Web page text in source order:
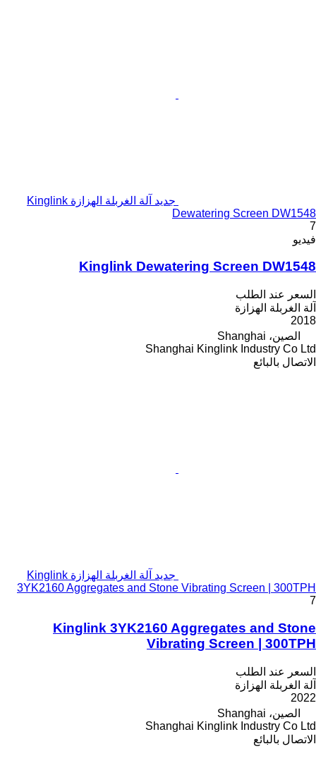
جديد آلة الغربلة الهزازة Kinglink
Dewatering Screen DW1548
7
فيديو
Kinglink Dewatering Screen DW1548
السعر عند الطلب
آلة الغربلة الهزازة
2018
الصين، Shanghai
Shanghai Kinglink Industry Co Ltd
الاتصال بالبائع
جديد آلة الغربلة الهزازة Kinglink
3YK2160 Aggregates and Stone Vibrating Screen | 300TPH
7
Kinglink 3YK2160 Aggregates and Stone
Vibrating Screen | 300TPH
السعر عند الطلب
آلة الغربلة الهزازة
2022
الصين، Shanghai
Shanghai Kinglink Industry Co Ltd
الاتصال بالبائع